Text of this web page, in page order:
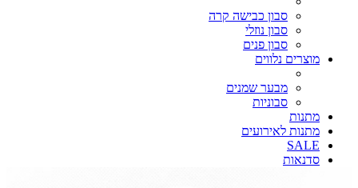
סבון כבישה קרה
סבון נוזלי
סבון פנים
מוצרים נלווים
מבער שמנים
סבוניות
מתנות
מתנות לאירועים
SALE
סדנאות